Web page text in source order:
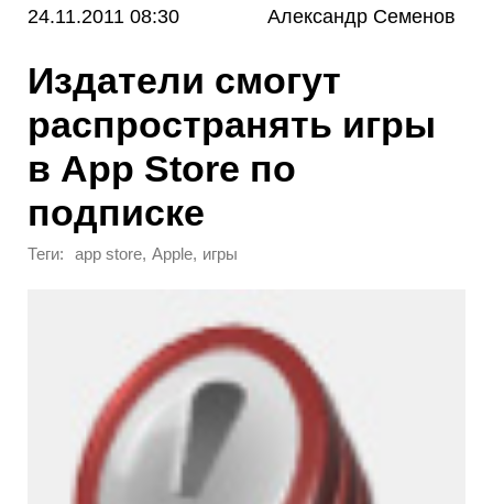
24.11.2011 08:30 Александр Семенов
Издатели смогут
распространять игры
в App Store по
подписке
Теги: app store, Apple, игры